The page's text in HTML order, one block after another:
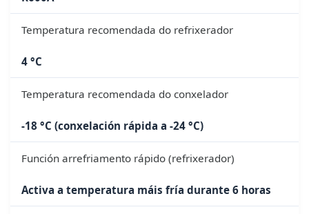
Temperatura recomendada do refrixerador
4 °C
Temperatura recomendada do conxelador
-18 °C (conxelación rápida a -24 °C)
Función arrefriamento rápido (refrixerador)
Activa a temperatura máis fría durante 6 horas